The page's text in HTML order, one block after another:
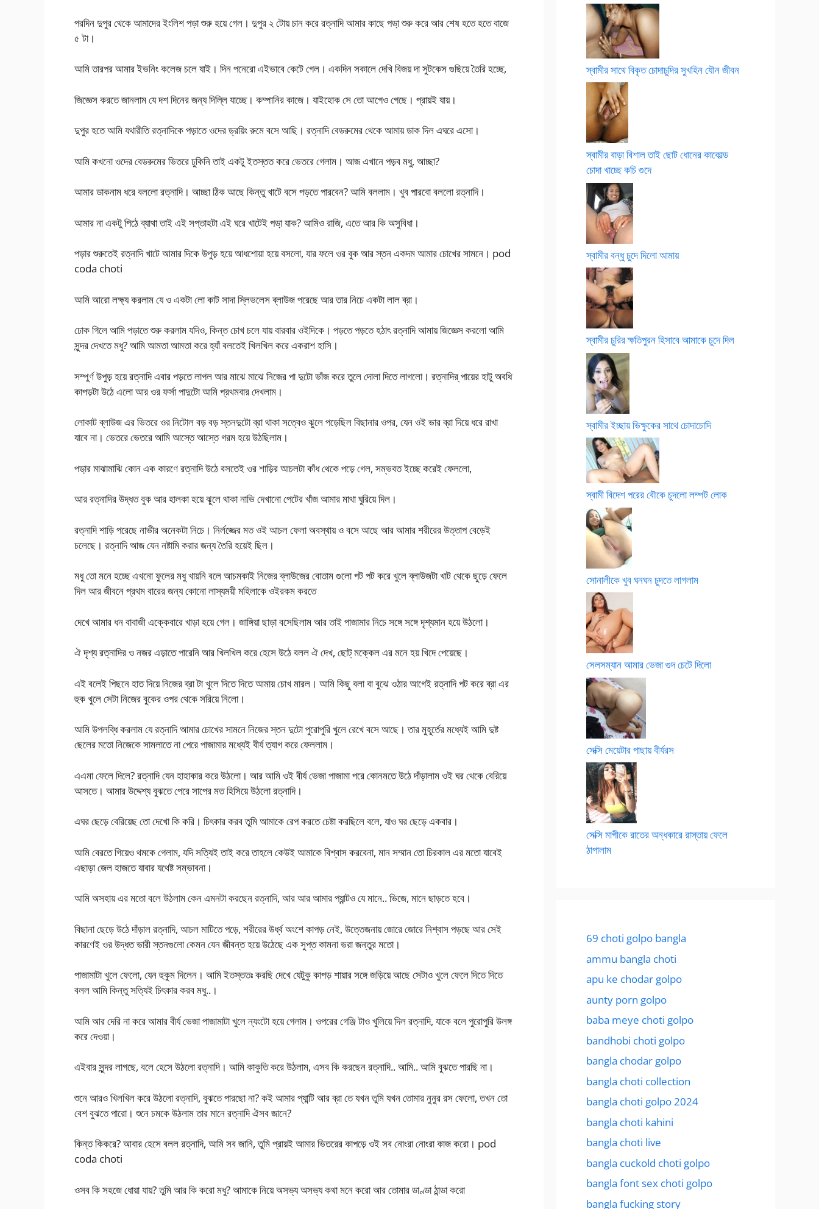
পরদিন দুপুর থেকে আমাদের ইংলিশ পড়া শুরু হয়ে গেল। দুপুর ২ টোয় চান করে রত্নাদি আমার কাছে পডা় শুরু করে আর শেষ হতে হতে বাজে
৫ টা।
আমি তারপর আমার ইভনিং কলেজ চলে যাই। দিন পনেরো এইভাবে কেটে গেল। একদিন সকালে দেখি বিজয় দা সুটকেস গুছিয়ে তৈরি হচ্ছে,
জিজ্ঞেস করতে জানলাম যে দশ দিনের জন্য দিল্লি যাচ্ছে। কম্পানির কাজে। যাইহোক সে তো আগেও গেছে। প্রায়ই যায়।
দুপুর হতে আমি যথারীতি রত্নাদিকে পড়াতে ওদের ড্রয়িং রুমে বসে আছি। রত্নাদি বেডরুমের থেকে আমায় ডাক দিল এঘরে এসো।
আমি কখনো ওদের বেডরুমের ভিতরে ঢুকিনি তাই একটু ইতস্তত করে ভেতরে গেলাম। আজ এখানে পড়ব মধু, আচ্ছা?
আমার ডাকনাম ধরে বললো রত্নাদি। আচ্ছা ঠিক আছে কিন্তু খাটে বসে পড়তে পারবেন? আমি বললাম। খুব পারবো বললো রত্নাদি।
আমার না একটু পিঠে ব্যাথা তাই এই সপ্তাহটা এই ঘরে খাটেই পডা় যাক? আমিও রাজি, এতে আর কি অসুবিধা।
পড়ার শুরুতেই রত্নাদি খাটে আমার দিকে উপুড় হয়ে আধশোয়া হয়ে বসলো, যার ফলে ওর বুক আর স্তন একদম আমার চোখের সামনে। pod
coda choti
আমি আরো লক্ষ্য করলাম যে ও একটা লো কাট সাদা স্লিভলেস ব্লাউজ পরেছে আর তার নিচে একটা লাল ব্রা।
ঢোক গিলে আমি পড়াতে শুরু করলাম যদিও, কিন্ত চোখ চলে যায় বারবার ওইদিকে। পড়তে পড়তে হঠাৎ রত্নাদি আমায় জিজ্ঞেস করলো আমি
সুন্দর দেখতে মধু? আমি আমতা আমতা করে হ্যাঁ বলতেই খিলখিল করে একরাশ হাসি।
সম্পুর্ণ উপুড় হয়ে রত্নাদি এবার পড়তে লাগল আর মাঝে মাঝে নিজের পা দুটো ভাঁজ করে তুলে দোলা দিতে লাগলো। রত্নাদির্ পায়ের হাটু অবধি
কাপড়টা উঠে এলো আর ওর ফর্সা পাদুটো আমি প্রথমবার দেখলাম।
লোকাট ব্লাউজ এর ভিতরে ওর নিটোল বড় বড় স্তনদুটো ব্রা থাকা সত্বেও ঝুলে পড়েছিল বিছানার ওপর, যেন ওই ভার ব্রা দিয়ে ধরে রাখা
যাবে না। ভেতরে ভেতরে আমি আস্তে আস্তে গরম হয়ে উঠছিলাম।
পডা়র মাঝামাঝি কোন এক কারণে রত্নাদি উঠে বসতেই ওর শাড়ির আচলটা কাঁধ থেকে পড়ে গেল, সম্ভবত ইচ্ছে করেই ফেললো,
আর রত্নাদির উদ্ধত বুক আর হালকা হয়ে ঝুলে থাকা নাভি দেখানো পেটের খাঁজ আমার মাথা ঘুরিয়ে দিল।
রত্নাদি শাড়ি পরেছে নাভীর অনেকটা নিচে। নির্লজ্জের মত ওই আচল ফেলা অবস্থায় ও বসে আছে আর আমার শরীরের উত্তাপ বেড়েই
চলেছে। রত্নাদি আজ যেন নষ্টামি করার জন্য তৈরি হয়েই ছিল।
মধু তো মনে হচ্ছে এখনো ফুলের মধু খায়নি বলে আচমকাই নিজের ব্লাউজের বোতাম গুলো পট পট করে খুলে ব্লাউজটা খাট থেকে ছুড়ে ফেলে
দিল আর জীবনে প্রথম বারের জন্য কোনো লাস্যময়ী মহিলাকে ওইরকম করতে
দেখে আমার ধন বাবাজী এক্কেবারে খাড়া হয়ে গেল। জাঙ্গিয়া ছাড়া বসেছিলাম আর তাই পাজামার নিচে সঙ্গে সঙ্গে দৃশ্যমান হয়ে উঠলো।
ঐ দৃশ্য রত্নাদির ও নজর এড়াতে পারেনি আর খিলখিল করে হেসে উঠে বলল ঐ দেখ, ছোট্ মক্কেল এর মনে হয় খিদে পেয়েছে।
এই বলেই পিছনে হাত দিয়ে নিজের ব্রা টা খুলে দিতে দিতে আমায় চোখ মারল। আমি কিছু বলা বা বুঝে ওঠার আগেই রত্নাদি পট করে ব্রা এর
হুক খুলে সেটা নিজের বুকের ওপর থেকে সরিয়ে নিলো।
আমি উপলব্ধি করলাম যে রত্নাদি আমার চোখের সামনে নিজের স্তন দুটো পুরোপুরি খুলে রেখে বসে আছে। তার মুহূর্তের মধ্যেই আমি দুষ্ট
ছেলের মতো নিজেকে সামলাতে না পেরে পাজামার মধ্যেই বীর্য ত্যাগ করে ফেললাম।
এএমা ফেলে দিলে? রত্নাদি যেন হাহাকার করে উঠলো। আর আমি ওই বীর্য ভেজা পাজামা পরে কোনমতে উঠে দাঁড়ালাম ওই ঘর থেকে বেরিয়ে
আসতে। আমার উদ্দেশ্য বুঝতে পেরে সাপের মত হিসিয়ে উঠলো রত্নাদি।
এঘর ছেড়ে বেরিয়েছ তো দেখো কি করি। চিৎকার করব তুমি আমাকে রেপ করতে চেষ্টা করছিলে বলে, যাও ঘর ছেড়ে একবার।
আমি বেরতে গিয়েও থমকে গেলাম, যদি সত্যিই তাই করে তাহলে কেউই আমাকে বিশ্বাস করবেনা, মান সম্মান তো চিরকাল এর মতো যাবেই
এছাড়া জেল হাজতে যাবার যথেষ্ট সম্ভাবনা।
আমি অসহায় এর মতো বলে উঠলাম কেন এমনটা করছেন রত্নাদি, আর আর আমার প্যান্টও যে মানে.. ভিজে, মানে ছাড়তে হবে।
বিছানা ছেড়ে উঠে দাঁড়াল রত্নাদি, আচল মাটিতে পড়ে, শরীরের উর্ধ্ব অংশে কাপড় নেই, উত্তেজনায় জোরে জোরে নিশ্বাস পড়ছে আর সেই
কারণেই ওর উদ্ধত ভারী স্তনগুলো কেমন যেন জীবন্ত হয়ে উঠেছে এক সুপ্ত কামনা ভরা জন্তুর মতো।
পাজামাটা খুলে ফেলো, যেন হুকুম দিলেন। আমি ইতস্ততঃ করছি দেখে যেটুকু কাপড় শায়ার সঙ্গে জড়িয়ে আছে সেটাও খুলে ফেলে দিতে দিতে
বলল আমি কিন্তু সত্যিই চিৎকার করব মধু..।
আমি আর দেরি না করে আমার বীর্য ভেজা পাজামাটা খুলে ন্যংটো হয়ে গেলাম। ওপরের গেঞ্জি টাও খুলিয়ে দিল রত্নাদি, যাকে বলে পুরোপুরি উলঙ্গ
করে দেওয়া।
এইবার সুন্দর লাগছে, বলে হেসে উঠলো রত্নাদি। আমি কাকুতি করে উঠলাম, এসব কি করছেন রত্নাদি.. আমি.. আমি বুঝতে পারছি না।
শুনে আরও খিলখিল করে উঠলো রত্নাদি, বুঝতে পারছো না? কই আমার প্যান্টি আর ব্রা তে যখন তুমি যখন তোমার নুনুর রস ফেলো, তখন তো
বেশ বুঝতে পারো। শুনে চমকে উঠলাম তার মানে রত্নাদি ঐসব জানে?
কিন্ত কিকরে? আবার হেসে বলল রত্নাদি, আমি সব জানি, তুমি প্রায়ই আমার ভিতরের কাপড়ে ওই সব নোংরা নোংরা কাজ করো। pod
coda choti
ওসব কি সহজে ধোয়া যায়? তুমি আর কি করো মধু? আমাকে নিয়ে অসভ্য অসভ্য কথা মনে করো আর তোমার ডাণ্ডা ঠান্ডা করো
স্বামীর সাথে বিকৃত চোদাচুদির সুখহিন যৌন জীবন
স্বামীর বাড়া বিশাল তাই ছোট ধোনের কাকোল্ড
চোদা খাচ্ছে কচি গুদে
স্বামীর বন্ধু চুদে দিলো আমায়
স্বামীর চুরির ক্ষতিপুরন হিসাবে আমাকে চুদে দিল
স্বামীর ইচ্ছায় ভিক্ষুকের সাথে চোদাচোদি
স্বামী বিদেশ পরের বৌকে চুদলো লম্পট লোক
সোনালীকে খুব ঘনঘন চুদতে লাগলাম
সেলসম্যান আমার ভেজা গুদ চেটে দিলো
সেক্সি মেয়েটার পাছায় বীর্যরস
সেক্সি মাগীকে রাতের অন্ধকারে রাস্তায় ফেলে
ঠাপালাম
69 choti golpo bangla
ammu bangla choti
apu ke chodar golpo
aunty porn golpo
baba meye choti golpo
bandhobi choti golpo
bangla chodar golpo
bangla choti collection
bangla choti golpo 2024
bangla choti kahini
bangla choti live
bangla cuckold choti golpo
bangla font sex choti golpo
bangla fucking story